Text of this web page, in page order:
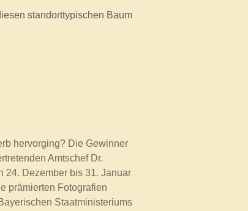
standorttypischen Baum
hervorging? Die Gewinner
Amtschef Dr.
24. Dezember bis 31. Januar
prämierten Fotografien
Staatministeriums